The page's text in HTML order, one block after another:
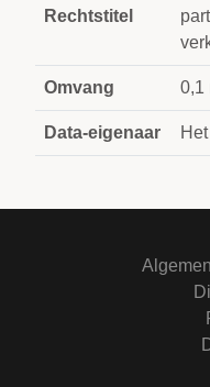
Rechtstitel
Omvang 0,1
Data-eigenaar